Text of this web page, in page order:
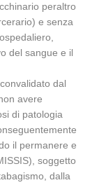
peraltro
e senza
del sangue e il
dal
avere
di patologia
il permanere e
soggetto
dalla